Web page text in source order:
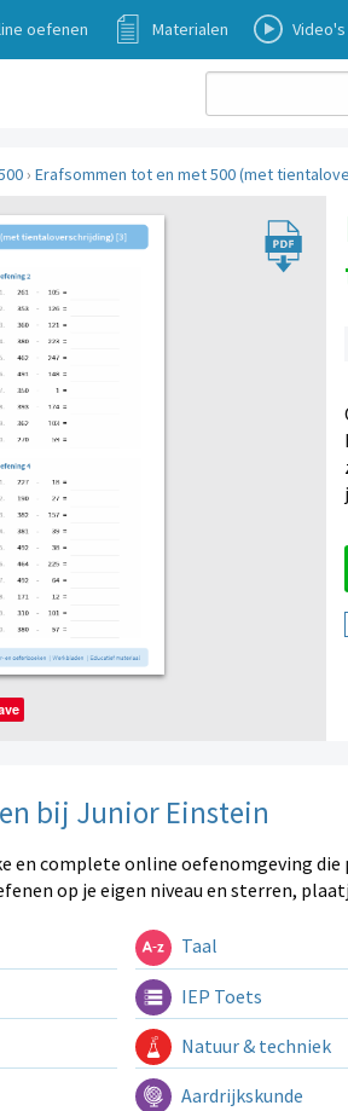
oefenen Materialen Video's
› Erafsommen tot en met 500 (met
bij Junior Einstein
en complete online oefenomgeving
op je eigen niveau en sterren,
Taal
IEP Toets
Natuur & techniek
Aardrijkskunde